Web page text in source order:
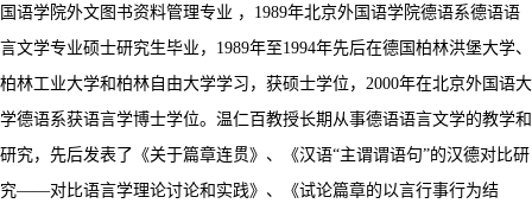
国语学院外文图书资料管理专业 ，1989年北京外国语学院德语系德语语
言文学专业硕士研究生毕业，1989年至1994年先后在德国柏林洪堡大学、
柏林工业大学和柏林自由大学学习，获硕士学位，2000年在北京外国语大
学德语系获语言学博士学位。温仁百教授长期从事德语语言文学的教学和
研究，先后发表了《关于篇章连贯》、《汉语“主谓谓语句”的汉德对比研
究——对比语言学理论讨论和实践》、《试论篇章的以言行事行为结